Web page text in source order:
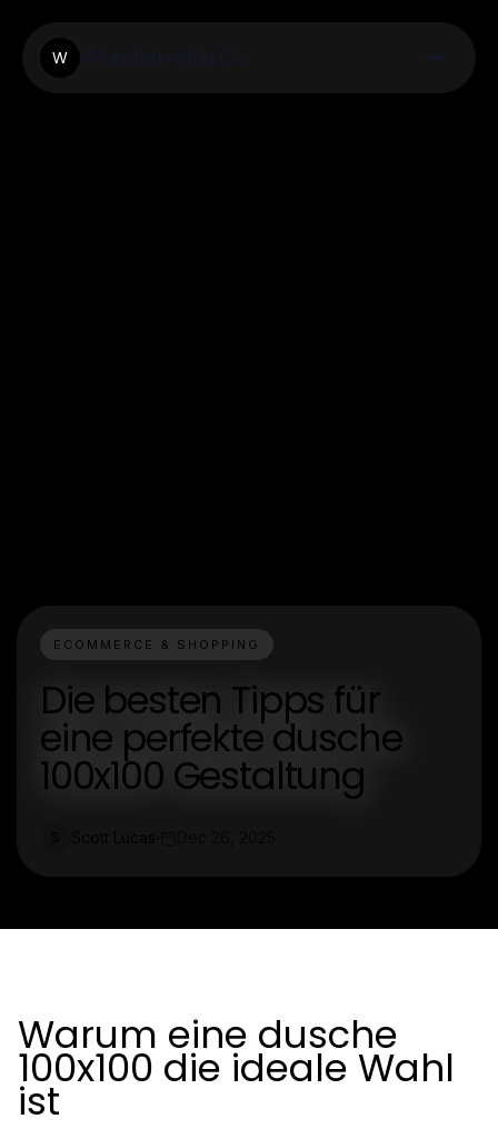
W
ECOMMERCE & SHOPPING
Die besten Tipps für
eine perfekte dusche
100x100 Gestaltung
Warum eine dusche
100x100 die ideale Wahl
ist